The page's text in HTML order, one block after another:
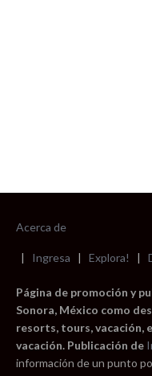
Acerca de
| Ingresa | Explora! |
Página de promoción y
Sonora, México como
resorts, tours, vacación,
vacación. Publicación de
información de un punto